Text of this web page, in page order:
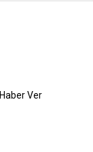
Ver